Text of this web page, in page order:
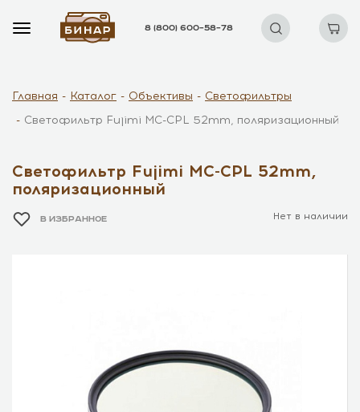
8 (800) 600–58–78
Главная Каталог Объективы
Светофильтры
Светофильтр Fujimi MC-CPL 52mm, поляризационный
Светофильтр Fujimi MC-CPL 52mm,
поляризационный
В ИЗБРАННОЕ Нет в наличии